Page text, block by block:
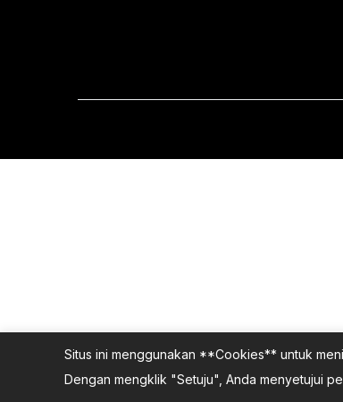
Situs ini menggunakan **Cookies** untuk
Dengan mengklik "Setuju", Anda menyetujui